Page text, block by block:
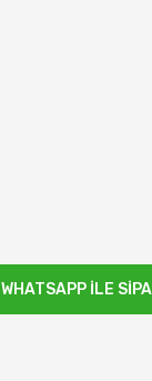
WHATSAPP İLE